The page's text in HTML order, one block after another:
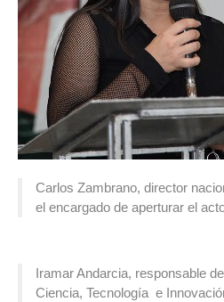
Carlos Zambrano, director
el encargado de aperturar el
Iramar Andarcia, responsable
Ciencia, Tecnología e